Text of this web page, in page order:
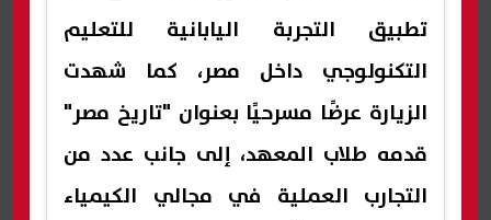
تطبيق التجربة اليابانية للتعليم
التكنولوجي داخل مصر، كما شهدت
الزيارة عرضًا مسرحيًا بعنوان "تاريخ مصر"
قدمه طلاب المعهد، إلى جانب عدد من
التجارب العملية في مجالي الكيمياء